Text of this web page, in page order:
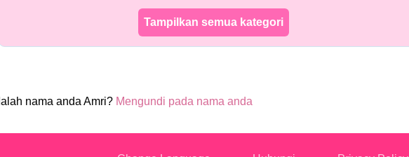
Tampilkan semua kategori
Ialah nama anda Amri? Mengundi pada nama anda